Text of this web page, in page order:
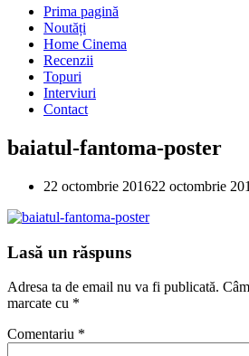
Prima pagină
Noutăți
Home Cinema
Recenzii
Topuri
Interviuri
Contact
baiatul-fantoma-poster
22 octombrie 201622 octombrie
Lasă un răspuns
Adresa ta de email nu va fi publicată.
marcate cu *
Comentariu *